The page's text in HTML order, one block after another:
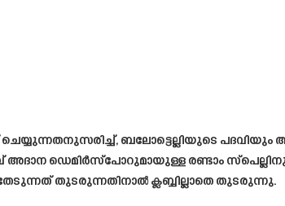
ചെയ്യുന്നതനുസരിച്ച്, ബലോട്ടെല്ലിയുടെ
അദാന ഡെമിർസ്‌പോറുമായുള്ള രണ്ടാം സ്പെല്ലിനു
തുടരുന്നതിനാൽ ക്ലബ്ബില്ലാതെ തുടരുന്നു.